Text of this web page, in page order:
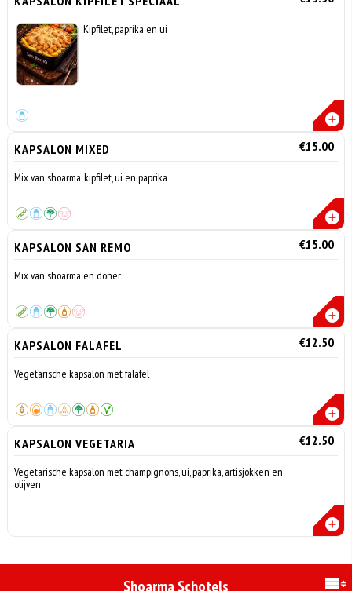
Kipfilet, paprika en ui
KAPSALON MIXED €15.00
Mix van shoarma, kipfilet, ui en paprika
KAPSALON SAN REMO €15.00
Mix van shoarma en döner
KAPSALON FALAFEL €12.50
Vegetarische kapsalon met falafel
KAPSALON VEGETARIA €12.50
Vegetarische kapsalon met champignons, ui, paprika, artisjokken en
olijven
Shoarma Schotels